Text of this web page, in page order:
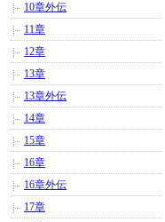
10章外伝
11章
12章
13章
13章外伝
14章
15章
16章
16章外伝
17章